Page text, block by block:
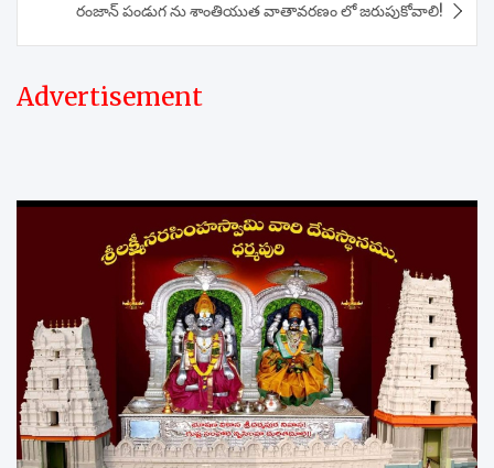
రంజాన్ పండుగ ను శాంతియుత వాతావరణం లో జరుపుకోవాలి!
Advertisement